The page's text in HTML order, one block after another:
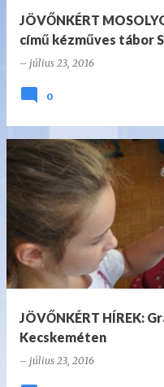
JÖVŐNKÉRT
című kézműves tábor
– július 23, 2016
0
JÖVŐNKÉRT HÍREK:
Kecskeméten
– július 23, 2016